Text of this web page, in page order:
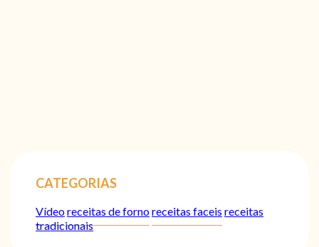
CATEGORIAS
Vídeoreceitas de fornoreceitas faceis receitas
tradicionais